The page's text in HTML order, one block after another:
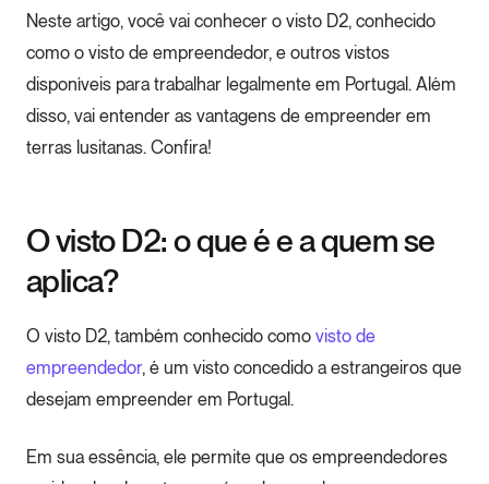
Neste artigo, você vai conhecer o visto D2, conhecido
como o visto de empreendedor, e outros vistos
disponíveis para trabalhar legalmente em Portugal. Além
disso, vai entender as vantagens de empreender em
terras lusitanas. Confira!
O visto D2: o que é e a quem se
aplica?
O visto D2, também conhecido como visto de
empreendedor, é um visto concedido a estrangeiros que
desejam empreender em Portugal.
Em sua essência, ele permite que os empreendedores